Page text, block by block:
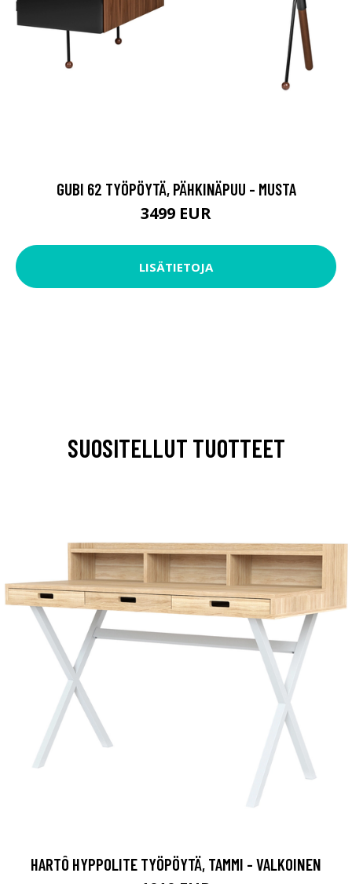
GUBI 62 TYÖPÖYTÄ, PÄHKINÄPUU - MUSTA
3499 EUR
LISÄTIETOJA
SUOSITELLUT TUOTTEET
HARTÔ HYPPOLITE TYÖPÖYTÄ, TAMMI - VALKOINEN